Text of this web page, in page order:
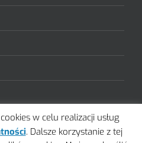
w celu realizacji usług
. Dalsze korzystanie z tej